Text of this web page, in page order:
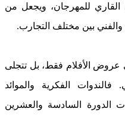
القاري للمهرجان، ويجعل من
والفني بين مختلف التجارب.
عروض الأفلام فقط، بل تتجلى
الفكرية والموائد
الدورة السادسة والعشرين